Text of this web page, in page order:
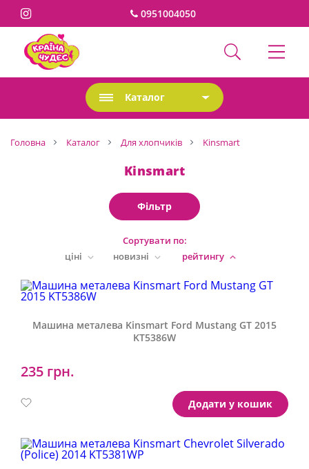
0951004050
Каталог
Головна Каталог Для хлопчиків Kinsmart
Kinsmart
Фільтр
Сортувати по:
ціні
новизні рейтингу
Машина металева Kinsmart Ford Mustang GT 2015
KT5386W
235 грн.
Артикул: Додати у кошик